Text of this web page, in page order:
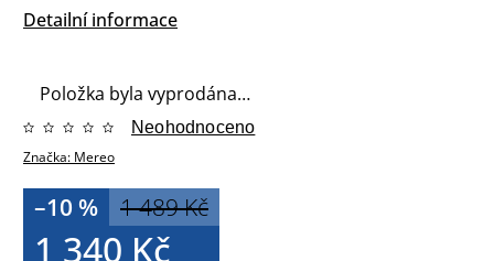
Detailní informace
Položka byla vyprodána…
Značka: Mereo
Neohodnoceno
1 489 Kč
–10 %
1 340 Kč